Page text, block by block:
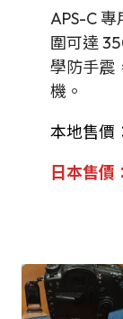
APS-C
圍可達
學防手震
機。
本地售價
日本售